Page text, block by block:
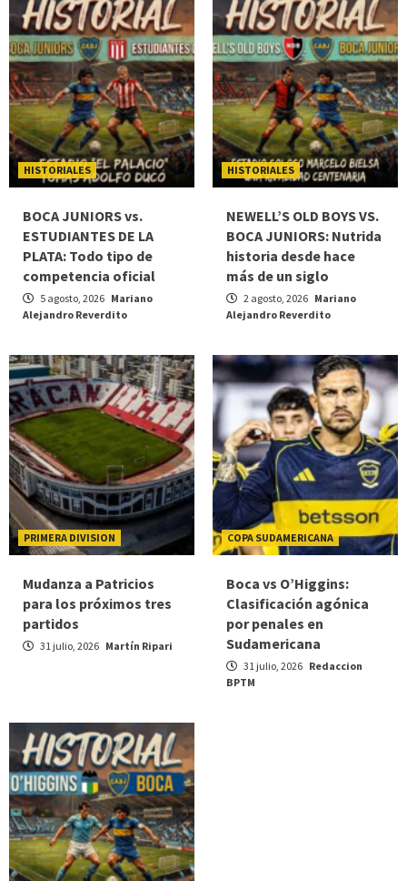
HISTORIALES
BOCA JUNIORS vs.
ESTUDIANTES DE LA
PLATA: Todo tipo de
competencia oficial
5 agosto, 2026 Mariano
Alejandro Reverdito
HISTORIALES
NEWELL’S OLD BOYS VS.
BOCA JUNIORS: Nutrida
historia desde hace
más de un siglo
2 agosto, 2026 Mariano
Alejandro Reverdito
PRIMERA DIVISION
Mudanza a Patricios
para los próximos tres
partidos
31 julio, 2026 Martín Ripari
COPA SUDAMERICANA
Boca vs O’Higgins:
Clasificación agónica
por penales en
Sudamericana
31 julio, 2026 Redaccion
BPTM